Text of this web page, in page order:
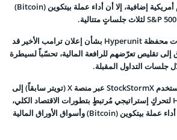
العالمية تأجيل فرض رسوم أمريكية إضافية، إلا أن أداء عملة بيتكوين (Bitcoin)
ويرى محللون أن دقة توقعات محفظة Hyperunit بشأن إعلان ترامب الأخير قد
تقليص تعرّضهم للرافعة المالية، تحسّباً لسيطرة
جلسات التداول المقبلة.
في سياق متصل، أشار المستخدم StockStormX عبر منصة X (تويتر سابقاً) إلى
استعداد الحوت Hyperunit لتحركٍ إستراتيجي مُرتبطٍ بتطورات الاقتصاد الكلي،
مستغلاً الفجوة الأخيرة بين أداء عملة بيتكوين (Bitcoin) وأسواق الأوراق المالية